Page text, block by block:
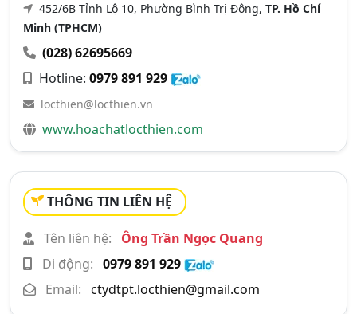
452/6B Tỉnh Lộ 10, Phường Bình Trị Đông, TP. Hồ Chí
Minh (TPHCM)
(028) 62695669
Hotline: 0979 891 929
locthien@locthien.vn
www.hoachatlocthien.com
THÔNG TIN LIÊN HỆ
Tên liên hệ:
Ông Trần Ngọc Quang
Di động: 0979 891 929
Email: ctydtpt.locthien@gmail.com